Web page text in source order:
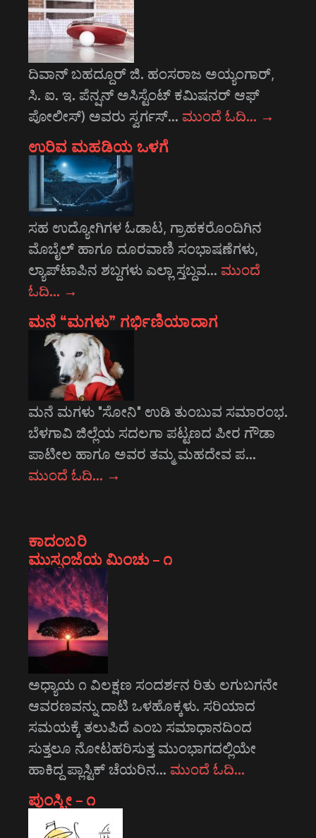
ದಿವಾನ್ ಬಹದ್ದೂರ್ ಜಿ. ಹಂಸರಾಜ ಅಯ್ಯಂಗಾರ್,
ಸಿ. ಐ. ಇ. ಪೆನ್ಷನ್ ಅಸಿಸ್ಟೆಂಟ್ ಕಮಿಷನರ್ ಆಫ್
ಪೋಲೀಸ್) ಅವರು ಸ್ವರ್ಗಸ್… ಮುಂದೆ ಓದಿ… →
ಉರಿವ ಮಹಡಿಯ ಒಳಗೆ
ಸಹ ಉದ್ಯೋಗಿಗಳ ಓಡಾಟ, ಗ್ರಾಹಕರೊಂದಿಗಿನ
ಮೊಬೈಲ್ ಹಾಗೂ ದೂರವಾಣಿ ಸಂಭಾಷಣೆಗಳು,
ಲ್ಯಾಪ್‌ಟಾಪಿನ ಶಬ್ದಗಳು ಎಲ್ಲಾ ಸ್ತಬ್ದವ… ಮುಂದೆ
ಓದಿ… →
ಮನೆ “ಮಗಳು” ಗರ್ಭಿಣಿಯಾದಾಗ
ಮನೆ ಮಗಳು "ಸೋನಿ" ಉಡಿ ತುಂಬುವ ಸಮಾರಂಭ.
ಬೆಳಗಾವಿ ಜಿಲ್ಲೆಯ ಸದಲಗಾ ಪಟ್ಟಣದ ಪೀರ ಗೌಡಾ
ಪಾಟೀಲ ಹಾಗೂ ಅವರ ತಮ್ಮ ಮಹದೇವ ಪ…
ಮುಂದೆ ಓದಿ… →
ಕಾದಂಬರಿ
ಮುಸ್ಸಂಜೆಯ ಮಿಂಚು – ೧
ಅಧ್ಯಾಯ ೧ ವಿಲಕ್ಷಣ ಸಂದರ್ಶನ ರಿತು ಲಗುಬಗನೇ
ಆವರಣವನ್ನು ದಾಟಿ ಒಳಹೊಕ್ಕಳು. ಸರಿಯಾದ
ಸಮಯಕ್ಕೆ ತಲುಪಿದೆ ಎಂಬ ಸಮಾಧಾನದಿಂದ
ಸುತ್ತಲೂ ನೋಟಹರಿಸುತ್ತ ಮುಂಭಾಗದಲ್ಲಿಯೇ
ಹಾಕಿದ್ದ ಪ್ಲಾಸ್ಟಿಕ್ ಚೆಯರಿನ… ಮುಂದೆ ಓದಿ…
ಪುಂಸ್ತ್ರೀ – ೧